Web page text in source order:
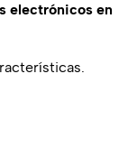
electrónicos en